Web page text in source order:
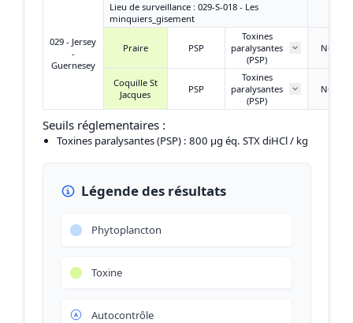
029 - Jersey
-
Guernesey
Lieu de surveillance : 029-S-018 - Les
minquiers_gisement
Praire PSP
Toxines
paralysantes
(PSP)
NQ ou
Coquille St
Jacques
PSP
Toxines
paralysantes
(PSP)
NQ ou
Seuils réglementaires :
Toxines paralysantes (PSP) : 800 µg éq. STX diHCl / kg
Légende des résultats
Phytoplancton
Toxine
Autocontrôle